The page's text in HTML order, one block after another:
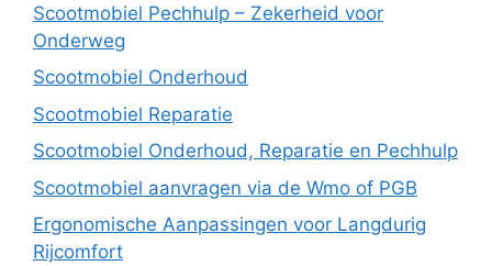
Scootmobiel Pechhulp – Zekerheid voor
Onderweg
Scootmobiel Onderhoud
Scootmobiel Reparatie
Scootmobiel Onderhoud, Reparatie en Pechhulp
Scootmobiel aanvragen via de Wmo of PGB
Ergonomische Aanpassingen voor Langdurig
Rijcomfort